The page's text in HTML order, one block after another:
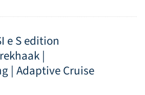
e S edition
|
| Adaptive Cruise